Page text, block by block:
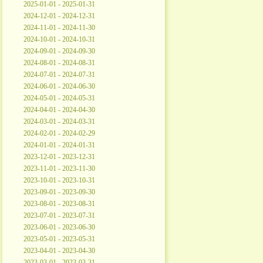
2025-01-01 - 2025-01-31
2024-12-01 - 2024-12-31
2024-11-01 - 2024-11-30
2024-10-01 - 2024-10-31
2024-09-01 - 2024-09-30
2024-08-01 - 2024-08-31
2024-07-01 - 2024-07-31
2024-06-01 - 2024-06-30
2024-05-01 - 2024-05-31
2024-04-01 - 2024-04-30
2024-03-01 - 2024-03-31
2024-02-01 - 2024-02-29
2024-01-01 - 2024-01-31
2023-12-01 - 2023-12-31
2023-11-01 - 2023-11-30
2023-10-01 - 2023-10-31
2023-09-01 - 2023-09-30
2023-08-01 - 2023-08-31
2023-07-01 - 2023-07-31
2023-06-01 - 2023-06-30
2023-05-01 - 2023-05-31
2023-04-01 - 2023-04-30